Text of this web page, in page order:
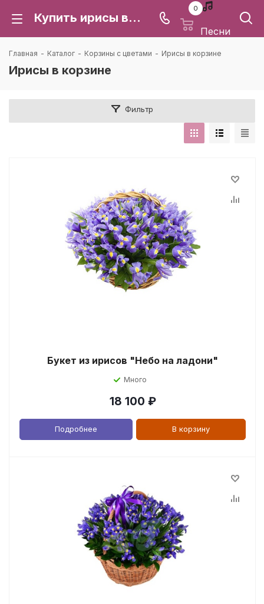
Купить ирисы в корзине | Букеты из ирис в корзинах с доставкой по г. Воронеж, Воронежской области
0
Песни
Главная - Каталог - Корзины с цветами - Ирисы в корзине
Ирисы в корзине
Фильтр
Букет из ирисов "Небо на ладони"
Много
18 100 ₽
Подробнее В корзину